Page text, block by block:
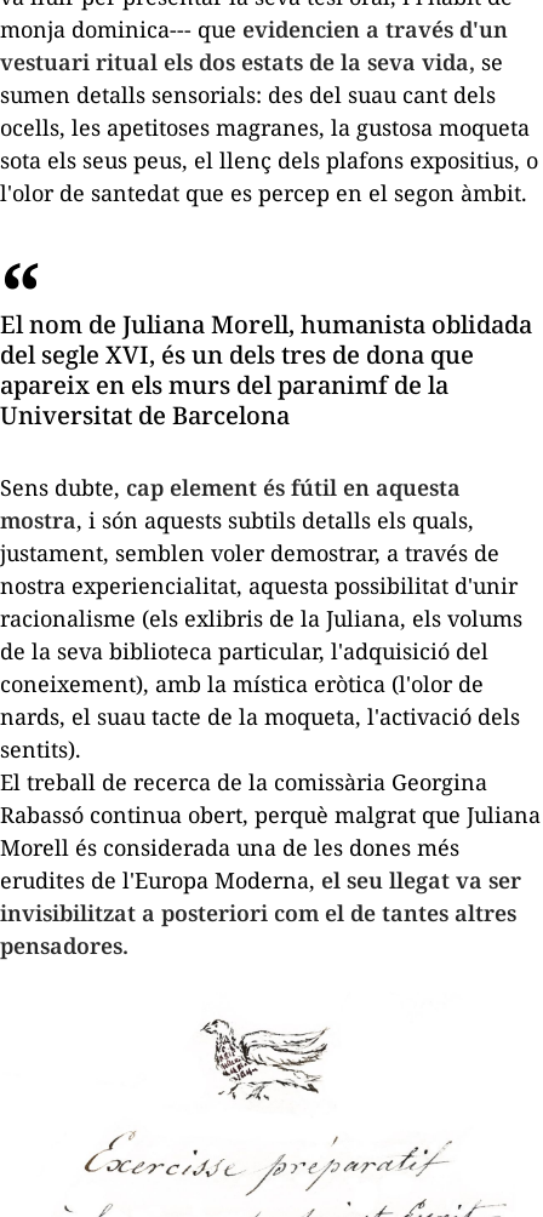
monja dominica--- que evidencien a través d'un
vestuari ritual els dos estats de la seva vida, se
sumen detalls sensorials: des del suau cant dels
ocells, les apetitoses magranes, la gustosa moqueta
sota els seus peus, el llenç dels plafons expositius, o
l'olor de santedat que es percep en el segon àmbit.
El nom de Juliana Morell, humanista oblidada
del segle XVI, és un dels tres de dona que
apareix en els murs del paranimf de la
Universitat de Barcelona
Sens dubte, cap element és fútil en aquesta
mostra, i són aquests subtils detalls els quals,
justament, semblen voler demostrar, a través de
nostra experiencialitat, aquesta possibilitat d'unir
racionalisme (els exlibris de la Juliana, els volums
de la seva biblioteca particular, l'adquisició del
coneixement), amb la mística eròtica (l'olor de
nards, el suau tacte de la moqueta, l'activació dels
sentits).
El treball de recerca de la comissària Georgina
Rabassó continua obert, perquè malgrat que Juliana
Morell és considerada una de les dones més
erudites de l'Europa Moderna, el seu llegat va ser
invisibilitzat a posteriori com el de tantes altres
pensadores.